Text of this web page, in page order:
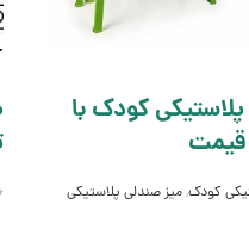
کودک با
قیمت
کودک,میز صندلی پلاستیکی